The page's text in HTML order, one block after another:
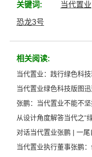
关键词: 当代置业
恐龙3号
相关阅读:
当代置业：践行绿色科
当代置业绿色科技版图
张鹏：当代置业不能不
从设计角度解答当代之“
对话当代置业张鹏 | 一尾
当代置业执行董事张鹏